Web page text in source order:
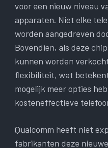
voor een nieuw niveau
apparaten. Niet elke
worden aangedreven
Bovendien, als deze
kunnen worden
flexibiliteit, wat
mogelijk meer opties
kosteneffectieve
Qualcomm heeft niet
fabrikanten deze